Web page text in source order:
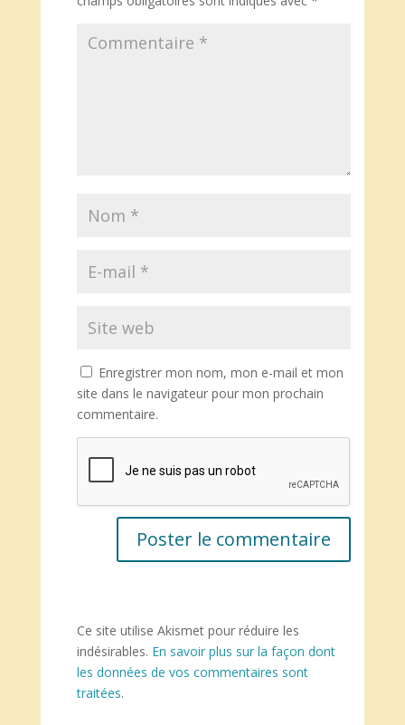
Enregistrer mon nom, mon e-mail et mon
site dans le navigateur pour mon prochain
commentaire.
Ce site utilise Akismet pour réduire les
indésirables. En savoir plus sur la façon dont
les données de vos commentaires sont
traitées.